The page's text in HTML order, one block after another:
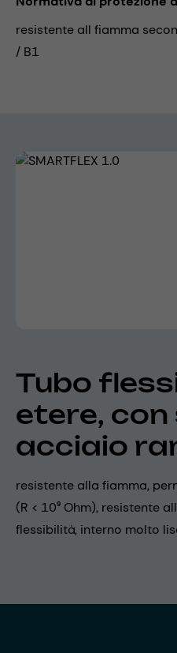
resistente all fiamma
/ B1
Skip image gallery
Tubo
etere, con
acciaio
resistente alla fiamma,
(R < 10⁹ Ohm), resistente
flessibilità, interno molto